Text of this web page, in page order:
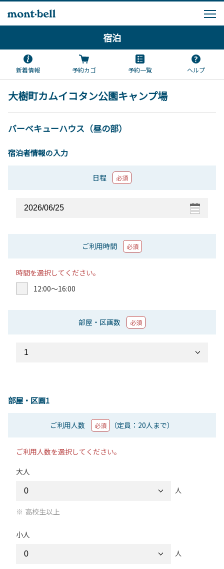
宿泊
新着情報 予約カゴ 予約一覧 ヘルプ
大樹町カムイコタン公園キャンプ場
バーベキューハウス（昼の部）
宿泊者情報の入力
日程 必須
ご利用時間 必須
時間を選択してください。
12:00〜16:00
部屋・区画数 必須
部屋・区画1
ご利用人数 必須 （定員：20人まで）
ご利用人数を選択してください。
大人
人
高校生以上
小人
人